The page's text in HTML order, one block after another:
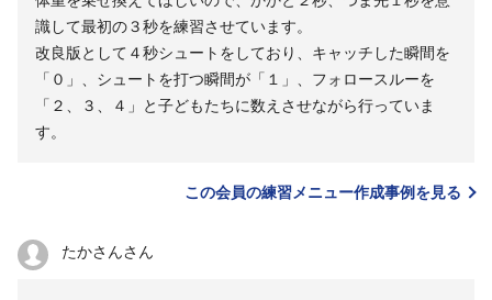
識して最初の３秒を練習させています。
改良版として４秒シュートをしており、キャッチした瞬間を
「０」、シュートを打つ瞬間が「１」、フォロースルーを
「２、３、４」と子どもたちに数えさせながら行っていま
す。
この会員の練習メニュー作成事例を見る
たかさんさん